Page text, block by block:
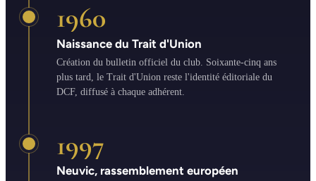
1960
Naissance du Trait d'Union
Création du bulletin officiel du club. Soixante-cinq ans
plus tard, le Trait d'Union reste l'identité éditoriale du
DCF, diffusé à chaque adhérent.
1997
Neuvic, rassemblement européen